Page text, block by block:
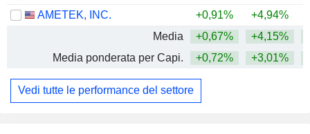
AMETEK, INC.
+0,91% +4,94%
Media
+0,67% +4,15%
Media ponderata per Capi.
+0,72% +3,01%
Vedi tutte le performance del settore